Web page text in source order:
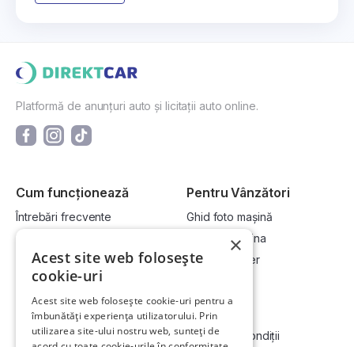
Platformă de anunțuri auto și licitații auto online.
Cum funcționează
Întrebări frecvente
Cum vând la licitație?
Pentru Vânzători
Ghid foto mașină
Vinde-ți mașina
Devino dealer
Link-uri utile
Informații utile vizionare
Compania
Termeni și condiții
×
Acest site web folosește
cookie-uri
Acest site web folosește cookie-uri pentru a
îmbunătăți experiența utilizatorului. Prin
utilizarea site-ului nostru web, sunteți de